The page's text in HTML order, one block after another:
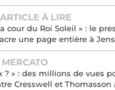
ARTICLE À LIRE
cour du Roi Soleil » : le
une page entière à
MERCATO
? » : des millions de vues
Cresswell et Thomasson